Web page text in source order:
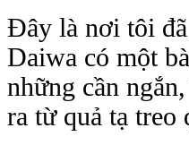
Đây là nơi tôi đã
Daiwa có một
những cần
ra từ quả tạ treo